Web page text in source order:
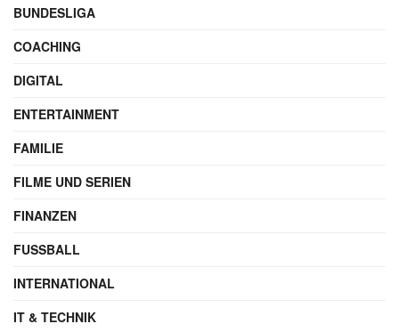
BUNDESLIGA
COACHING
DIGITAL
ENTERTAINMENT
FAMILIE
FILME UND SERIEN
FINANZEN
FUSSBALL
INTERNATIONAL
IT & TECHNIK